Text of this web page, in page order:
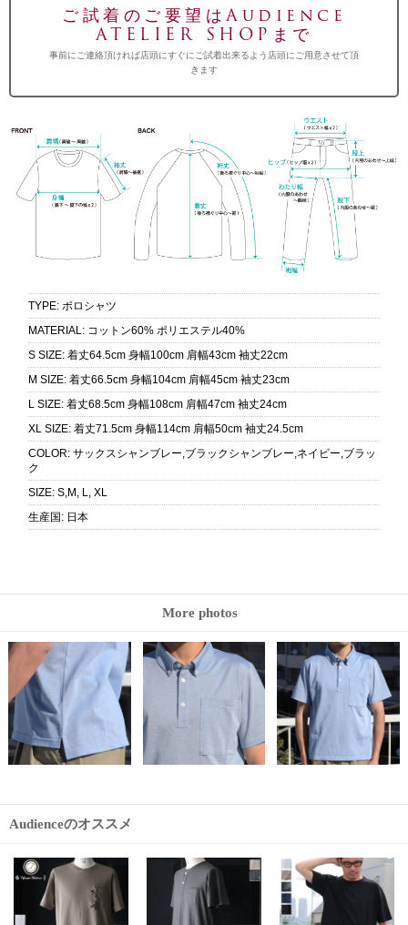
ご試着のご要望はAudience
ATELIER SHOPまで
事前にご連絡頂ければ店頭にすぐにご試着出来るよう店頭にご用意させて頂
きます
TYPE: ポロシャツ
MATERIAL: コットン60% ポリエステル40%
S SIZE: 着丈64.5cm 身幅100cm 肩幅43cm 袖丈22cm
M SIZE: 着丈66.5cm 身幅104cm 肩幅45cm 袖丈23cm
L SIZE: 着丈68.5cm 身幅108cm 肩幅47cm 袖丈24cm
XL SIZE: 着丈71.5cm 身幅114cm 肩幅50cm 袖丈24.5cm
COLOR: サックスシャンブレー,ブラックシャンブレー,ネイビー,ブラッ
ク
SIZE: S,M, L, XL
生産国 : 日本
More photos
Audienceのオススメ